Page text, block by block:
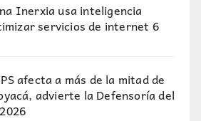
Inerxia usa inteligencia
servicios de internet 6
afecta a más de la mitad de
advierte la Defensoría del